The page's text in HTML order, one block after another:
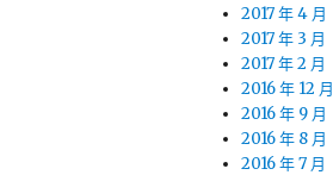
2017 年 4 月
2017 年 3 月
2017 年 2 月
2016 年 12 月
2016 年 9 月
2016 年 8 月
2016 年 7 月